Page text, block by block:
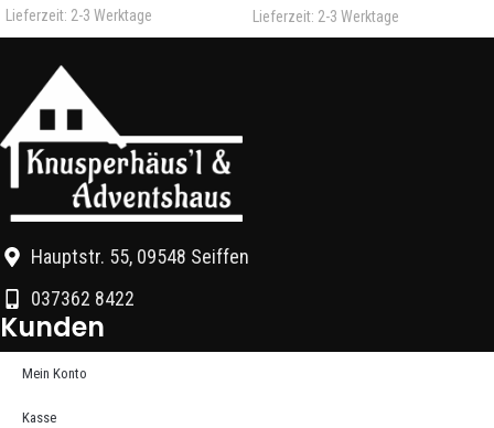
Lieferzeit: 2-3 Werktage
Lieferzeit: 2-3 Werktage
Hauptstr. 55, 09548 Seiffen
037362 8422
Kunden
Mein Konto
Kasse